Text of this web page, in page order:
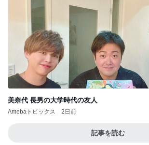
美奈代 長男の大学時代の友人
Amebaトピックス 2日前
記事を読む